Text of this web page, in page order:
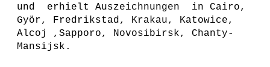
und erhielt Auszeichnungen in Cairo,
Györ, Fredrikstad, Krakau, Katowice,
Alcoj ,Sapporo, Novosibirsk, Chanty-
Mansijsk.